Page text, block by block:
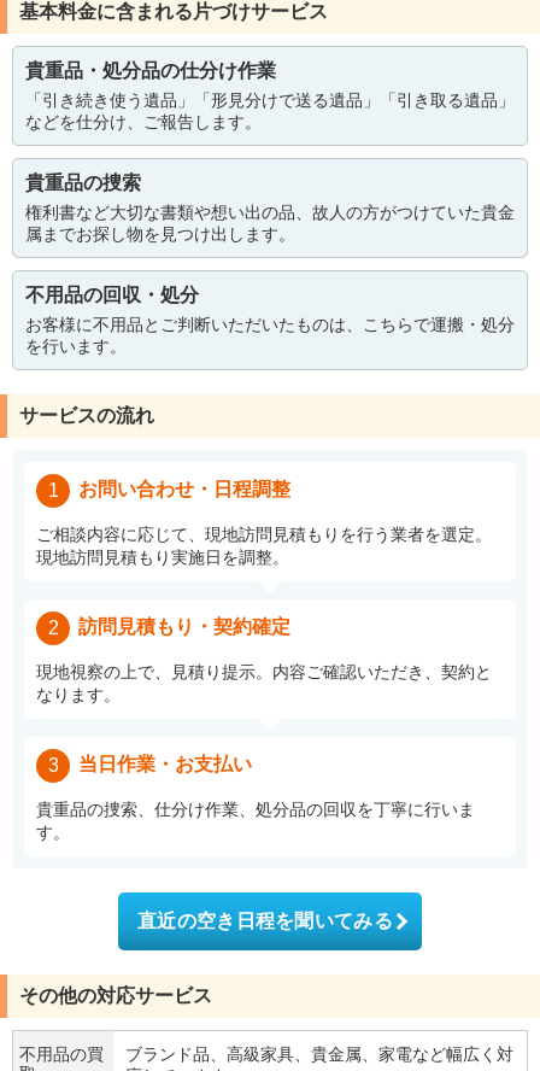
基本料金に含まれる片づけサービス
貴重品・処分品の仕分け作業
「引き続き使う遺品」「形見分けで送る遺品」「引き取る遺品」
などを仕分け、ご報告します。
貴重品の捜索
権利書など大切な書類や想い出の品、故人の方がつけていた貴金
属までお探し物を見つけ出します。
不用品の回収・処分
お客様に不用品とご判断いただいたものは、こちらで運搬・処分
を行います。
サービスの流れ
1 お問い合わせ・日程調整
ご相談内容に応じて、現地訪問見積もりを行う業者を選定。
現地訪問見積もり実施日を調整。
2 訪問見積もり・契約確定
現地視察の上で、見積り提示。内容ご確認いただき、契約と
なります。
3 当日作業・お支払い
貴重品の捜索、仕分け作業、処分品の回収を丁寧に行いま
す。
直近の空き日程を聞いてみる
その他の対応サービス
不用品の買
ブランド品、高級家具、貴金属、家電など幅広く対